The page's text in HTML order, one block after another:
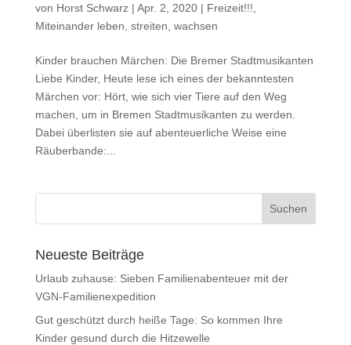
von Horst Schwarz| Apr. 2, 2020| Freizeit!!!
Miteinander leben, streiten, wachsen
Kinder brauchen Märchen: Die Bremer Stadtmusikanten
Liebe Kinder, Heute lese ich eines der bekanntesten
Märchen vor: Hört, wie sich vier Tiere auf den Weg
machen, um in Bremen Stadtmusikanten zu werden.
Dabei überlisten sie auf abenteuerliche Weise eine
Räuberbande:...
Neueste Beiträge
Urlaub zuhause: Sieben Familienabenteuer mit der
VGN-Familienexpedition
Gut geschützt durch heiße Tage: So kommen Ihre
Kinder gesund durch die Hitzewelle